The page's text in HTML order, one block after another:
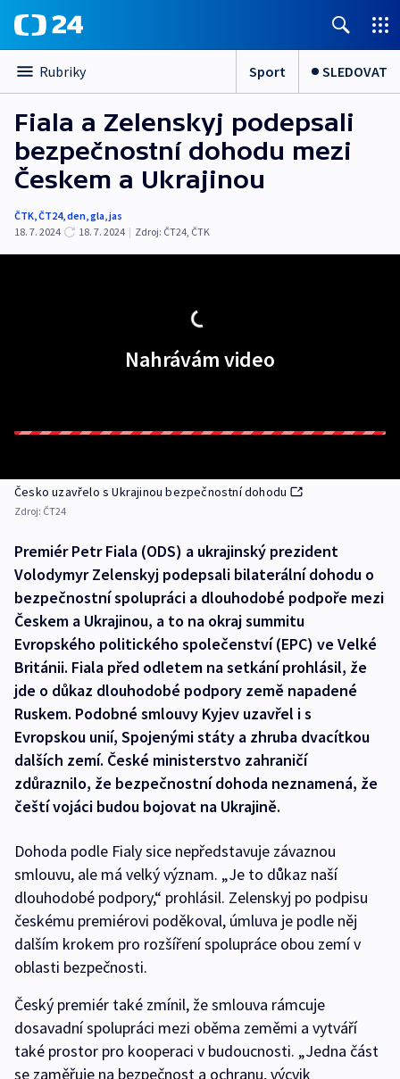
Rubriky Sport SLEDOVAT
Fiala a Zelenskyj podepsali
bezpečnostní dohodu mezi
Českem a Ukrajinou
ČTK,ČT24,den,gla,jas
18. 7. 2024
18. 7. 2024 | Zdroj: ČT24, ČTK
Nahrávám video
Česko uzavřelo s Ukrajinou bezpečnostní dohodu
Zdroj: ČT24
Premiér Petr Fiala (ODS) a ukrajinský prezident
Volodymyr Zelenskyj podepsali bilaterální dohodu o
bezpečnostní spolupráci a dlouhodobé podpoře mezi
Českem a Ukrajinou, a to na okraj summitu
Evropského politického společenství (EPC) ve Velké
Británii. Fiala před odletem na setkání prohlásil, že
jde o důkaz dlouhodobé podpory země napadené
Ruskem. Podobné smlouvy Kyjev uzavřel i s
Evropskou unií, Spojenými státy a zhruba dvacítkou
dalších zemí. České ministerstvo zahraničí
zdůraznilo, že bezpečnostní dohoda neznamená, že
čeští vojáci budou bojovat na Ukrajině.
Dohoda podle Fialy sice nepředstavuje závaznou
smlouvu, ale má velký význam. „Je to důkaz naší
dlouhodobé podpory,“ prohlásil. Zelenskyj po podpisu
českému premiérovi poděkoval, úmluva je podle něj
dalším krokem pro rozšíření spolupráce obou zemí v
oblasti bezpečnosti.
Český premiér také zmínil, že smlouva rámcuje
dosavadní spolupráci mezi oběma zeměmi a vytváří
také prostor pro kooperaci v budoucnosti. „Jedna část
se zaměřuje na bezpečnost a ochranu, výcvik